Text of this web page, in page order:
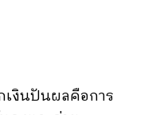
เงินปันผลคือการ